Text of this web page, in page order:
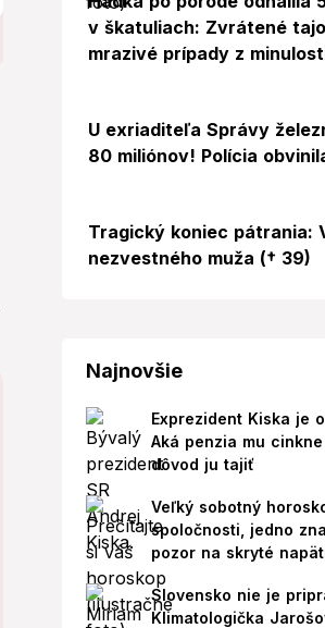
v škatuliach: Zvrátené
mrazivé prípady z
U exriaditeľa Správy
80 miliónov! Polícia
Tragický koniec pátrania:
nezvestného muža († 39)
Najnovšie
Exprezident Kiska je
Aká penzia mu
dôvod ju tajiť
Veľký sobotný
spoločnosti, jedno
pozor na skryté
Slovensko nie je
Klimatologička